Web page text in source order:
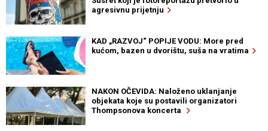
agresivnu prijetnju
KAD „RAZVOJ“ POPIJE VODU: More pred
kućom, bazen u dvorištu, suša na vratima
NAKON OČEVIDA: Naloženo uklanjanje
objekata koje su postavili organizatori
Thompsonova koncerta